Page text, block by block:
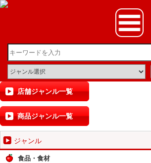
店舗ジャンル一覧
商品ジャンル一覧
ジャンル
食品・食材